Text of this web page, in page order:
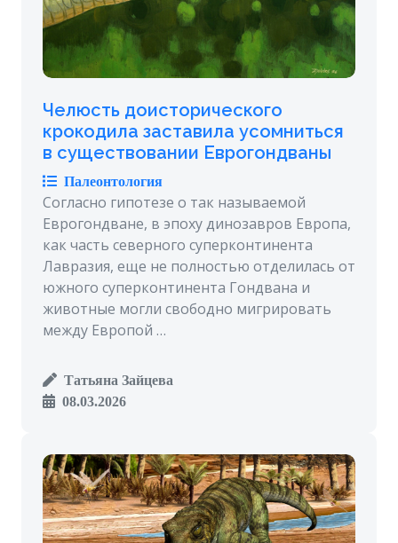
Челюсть доисторического
крокодила заставила усомниться
в существовании Еврогондваны
Палеонтология
Согласно гипотезе о так называемой
Еврогондване, в эпоху динозавров Европа,
как часть северного суперконтинента
Лавразия, еще не полностью отделилась от
южного суперконтинента Гондвана и
животные могли свободно мигрировать
между Европой …
Татьяна Зайцева
08.03.2026